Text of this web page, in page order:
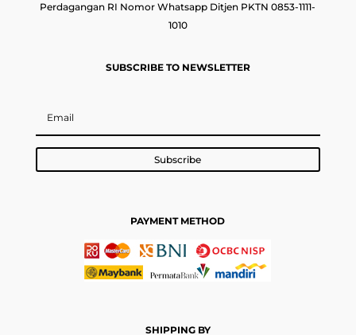
Perdagangan RI Nomor Whatsapp Ditjen PKTN 0853-1111-
1010
SUBSCRIBE TO NEWSLETTER
Subscribe
PAYMENT METHOD
SHIPPING BY